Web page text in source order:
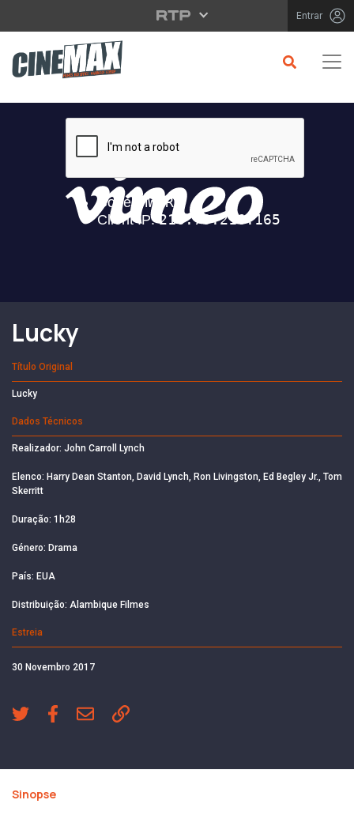
Saltar para o conteúdo principal Entrar
Filme em Cartaz
Lucky
Título Original
Lucky
Dados Técnicos
Realizador: John Carroll Lynch
Elenco: Harry Dean Stanton, David Lynch, Ron Livingston, Ed Begley Jr., Tom
Skerritt
Duração: 1h28
Género: Drama
País: EUA
Distribuição: Alambique Filmes
Estreia
30 Novembro 2017
Sinopse